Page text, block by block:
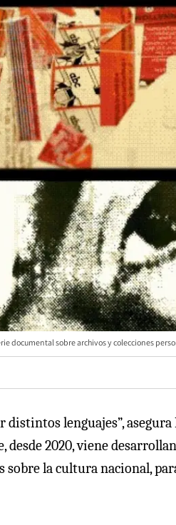
documental sobre archivos y colecciones
lenguajes”,
2020, viene
la cultura nacional,